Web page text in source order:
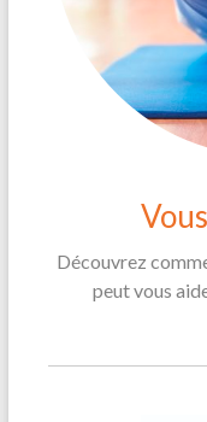
Découvrez
peut vous